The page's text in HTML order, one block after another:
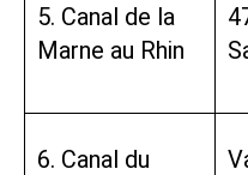
5. Canal de la
Marne au Rhin
6. Canal du